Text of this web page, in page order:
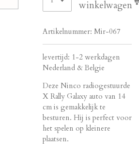
winkelwagen
Artikelnummer: Mir-067
levertijd: 1-2 werkdagen
Nederland & Belgie
Deze Ninco radiogestuurde
X Rally Galaxy auto van 14
cm is gemakkelijk te
besturen. Hij is perfect voor
het spelen op kleinere
plaatsen.